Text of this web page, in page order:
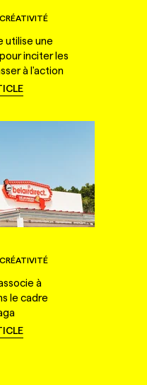
utilise une
inciter les
à l'action
à
le cadre